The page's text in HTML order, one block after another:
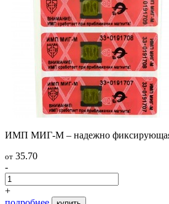
ИМП МИГ-М – надежно
от 35.70
-
+